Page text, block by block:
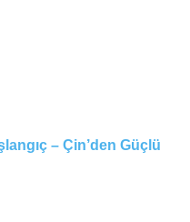
– Çin’den Güçlü